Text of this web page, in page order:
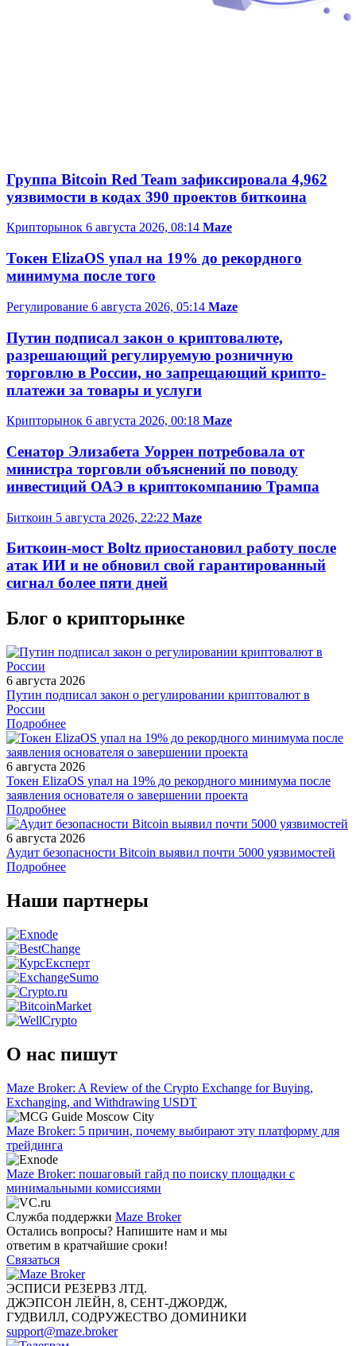
Группа Bitcoin Red Team зафиксировала 4,962
уязвимости в кодах 390 проектов биткоина
Крипторынок 6 августа 2026, 08:14 Maze
Токен ElizaOS упал на 19% до рекордного
минимума после того
Регулирование 6 августа 2026, 05:14 Maze
Путин подписал закон о криптовалюте,
разрешающий регулируемую розничную
торговлю в России, но запрещающий крипто-
платежи за товары и услуги
Крипторынок 6 августа 2026, 00:18 Maze
Сенатор Элизабета Уоррен потребовала от
министра торговли объяснений по поводу
инвестиций ОАЭ в криптокомпанию Трампа
Биткоин 5 августа 2026, 22:22 Maze
Биткоин-мост Boltz приостановил работу после
атак ИИ и не обновил свой гарантированный
сигнал более пяти дней
Блог о крипторынке
6 августа 2026
Путин подписал закон о регулировании криптовалют в
России
Подробнее
6 августа 2026
Токен ElizaOS упал на 19% до рекордного минимума после
заявления основателя о завершении проекта
Подробнее
6 августа 2026
Аудит безопасности Bitcoin выявил почти 5000 уязвимостей
Подробнее
Наши партнеры
О нас пишут
Maze Broker: A Review of the Crypto Exchange for Buying,
Exchanging, and Withdrawing USDT
Maze Broker: 5 причин, почему выбирают эту платформу для
трейдинга
Maze Broker: пошаговый гайд по поиску площадки с
минимальными комиссиями
Служба поддержки Maze Broker
Остались вопросы? Напишите нам и мы
ответим в кратчайшие сроки!
Связаться
ЭСПИСИ РЕЗЕРВЗ ЛТД.
ДЖЭПСОН ЛЕЙН, 8, СЕНТ-ДЖОРДЖ,
ГУДВИЛЛ, СОДРУЖЕСТВО ДОМИНИКИ
support@maze.broker